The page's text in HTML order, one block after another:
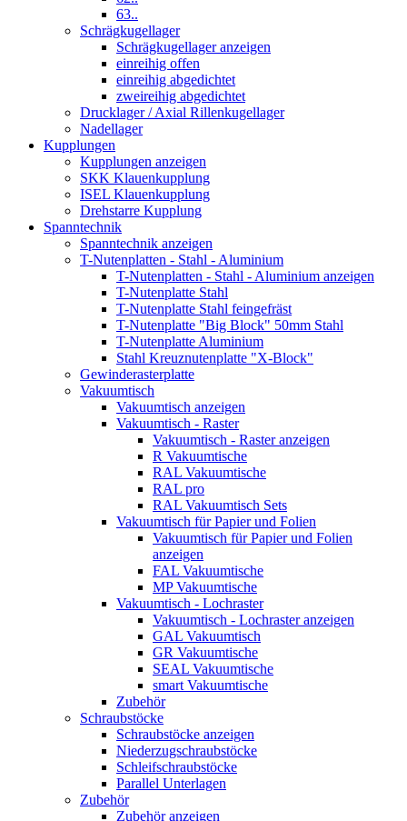
63..
Schrägkugellager
Schrägkugellager anzeigen
einreihig offen
einreihig abgedichtet
zweireihig abgedichtet
Drucklager / Axial Rillenkugellager
Nadellager
Kupplungen
Kupplungen anzeigen
SKK Klauenkupplung
ISEL Klauenkupplung
Drehstarre Kupplung
Spanntechnik
Spanntechnik anzeigen
T-Nutenplatten - Stahl - Aluminium
T-Nutenplatten - Stahl - Aluminium anzeigen
T-Nutenplatte Stahl
T-Nutenplatte Stahl feingefräst
T-Nutenplatte "Big Block" 50mm Stahl
T-Nutenplatte Aluminium
Stahl Kreuznutenplatte "X-Block"
Gewinderasterplatte
Vakuumtisch
Vakuumtisch anzeigen
Vakuumtisch - Raster
Vakuumtisch - Raster anzeigen
R Vakuumtische
RAL Vakuumtische
RAL pro
RAL Vakuumtisch Sets
Vakuumtisch für Papier und Folien
Vakuumtisch für Papier und Folien
anzeigen
FAL Vakuumtische
MP Vakuumtische
Vakuumtisch - Lochraster
Vakuumtisch - Lochraster anzeigen
GAL Vakuumtisch
GR Vakuumtische
SEAL Vakuumtische
smart Vakuumtische
Zubehör
Schraubstöcke
Schraubstöcke anzeigen
Niederzugschraubstöcke
Schleifschraubstöcke
Parallel Unterlagen
Zubehör
Zubehör anzeigen